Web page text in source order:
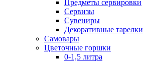
Предметы сервировки
Сервизы
Сувениры
Декоративные тарелки
Самовары
Цветочные горшки
0-1,5 литра